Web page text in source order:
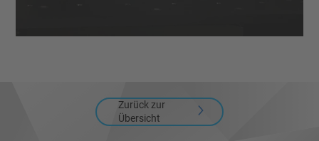
Zurück zur
Übersicht